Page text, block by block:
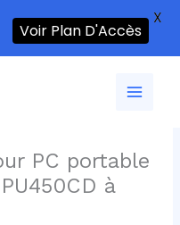
PC portable
à
Voir Plan D'Accès
X